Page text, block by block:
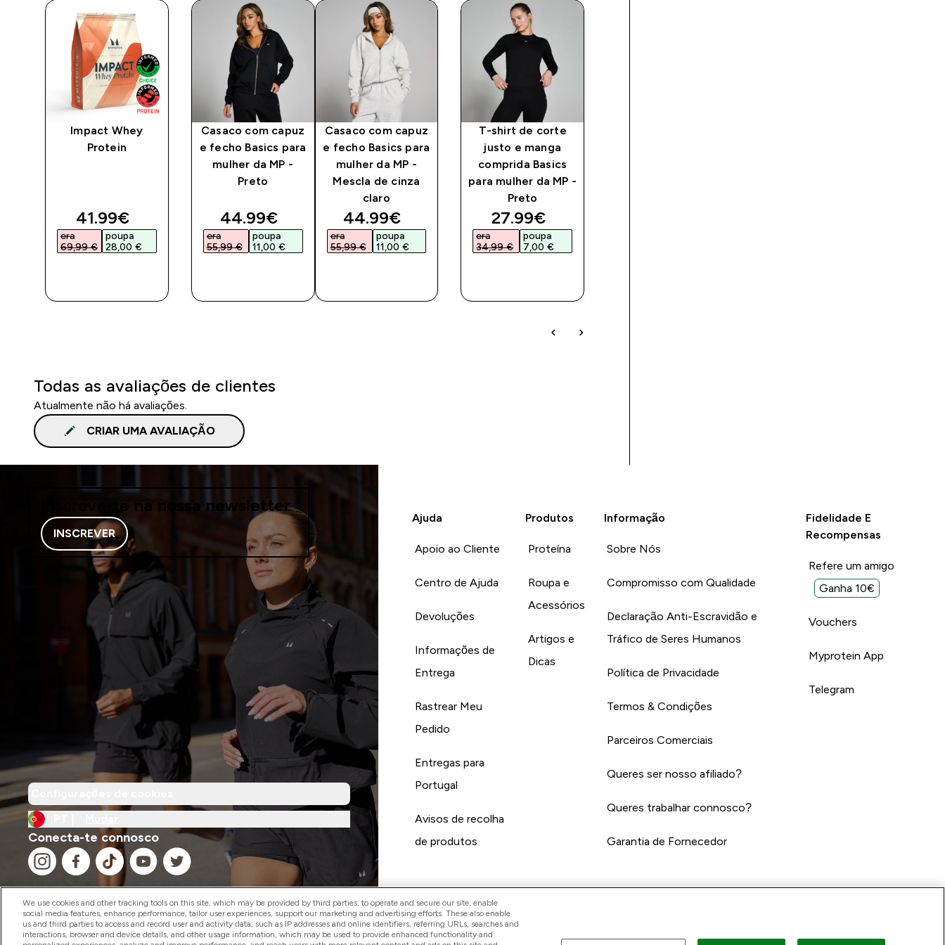
Impact Whey
Protein
discounted price
41.99€‎
era
69,99 €‎
poupa
28,00 €‎
Casaco com capuz
e fecho Basics para
mulher da MP -
Preto
discounted price
44.99€‎
era
55,99 €‎
poupa
11,00 €‎
Casaco com capuz
e fecho Basics para
mulher da MP -
Mescla de cinza
claro
discounted price
44.99€‎
era
55,99 €‎
poupa
11,00 €‎
T-shirt de corte
justo e manga
comprida Basics
para mulher da MP -
Preto
discounted price
27.99€‎
era
34,99 €‎
poupa
7,00 €‎
Todas as avaliações de clientes
Atualmente não há avaliações.
CRIAR UMA AVALIAÇÃO
Inscreve-te na nossa newsletter
INSCREVER
Conecta-te connosco
Ajuda
Apoio ao Cliente
Centro de Ajuda
Devoluções
Informações de
Entrega
Rastrear Meu
Pedido
Entregas para
Portugal
Avisos de recolha
de produtos
Produtos
Proteína
Roupa e
Acessórios
Artigos e
Dicas
Informação
Sobre Nós
Compromisso com Qualidade
Declaração Anti-Escravidão e
Tráfico de Seres Humanos
Política de Privacidade
Termos & Condições
Parceiros Comerciais
Queres ser nosso afiliado?
Queres trabalhar connosco?
Garantia de Fornecedor
Fidelidade E
Recompensas
Refere um amigo
Ganha 10€
Vouchers
Myprotein App
Telegram
2026 The Hut.com Ltd
We use cookies and other tracking tools on this site, which may be provided by third parties, to operate and secure our site, enable
social media features, enhance performance, tailor user experiences, support our marketing and advertising efforts. These also enable
us and third parties to access and record user and activity data, such as IP addresses and online identifiers, referring URLs, searches and
interactions, browser and device details, and other usage information, which may be used to provide enhanced functionality and